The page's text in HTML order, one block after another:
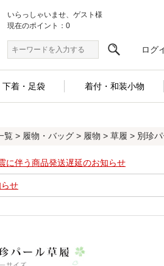
いらっしゃいませ、ゲスト様
現在のポイント：0
ログ
下着・足袋 着付・和装小物
覧 > 履物・バッグ > 履物 > 草履 > 別珍
に伴う商品発送遅延のお知らせ
せ